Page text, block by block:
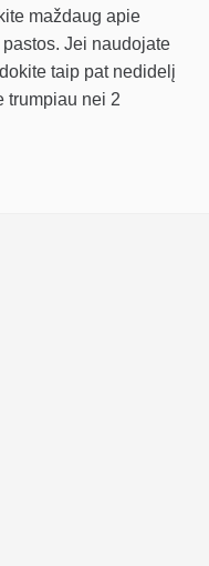
maždaug apie
Jei naudojate
taip pat nedidelį
trumpiau nei 2